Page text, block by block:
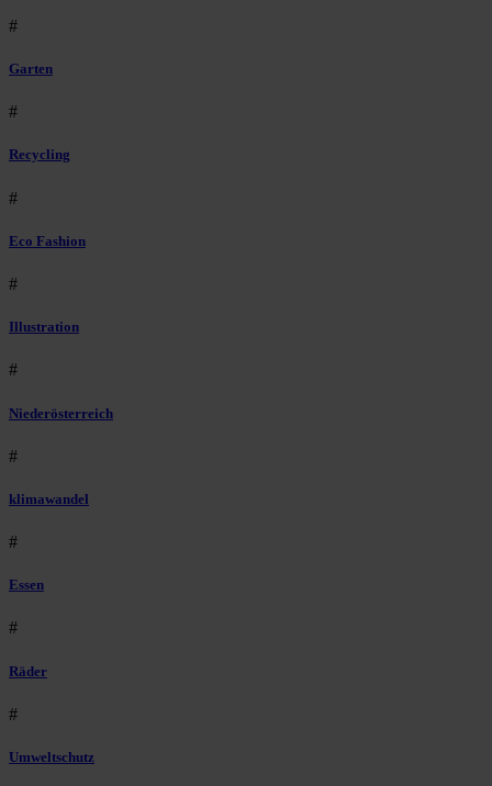
#
Garten
#
Recycling
#
Eco Fashion
#
Illustration
#
Niederösterreich
#
klimawandel
#
Essen
#
Räder
#
Umweltschutz